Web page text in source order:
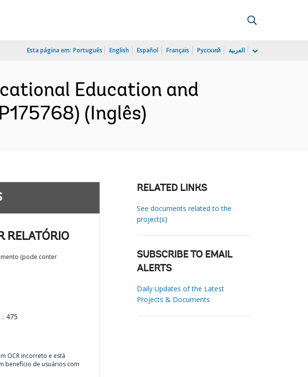
Esta página em: Português English Español Français Русский العربية
Education and
(Inglês)
RELATÓRIO
(pode conter
475
OCR incorreto e está
benefício de usuários com
RELATED LINKS
See documents related to the
project(s)
SUBSCRIBE TO EMAIL
ALERTS
Daily Updates of the Latest
Projects & Documents